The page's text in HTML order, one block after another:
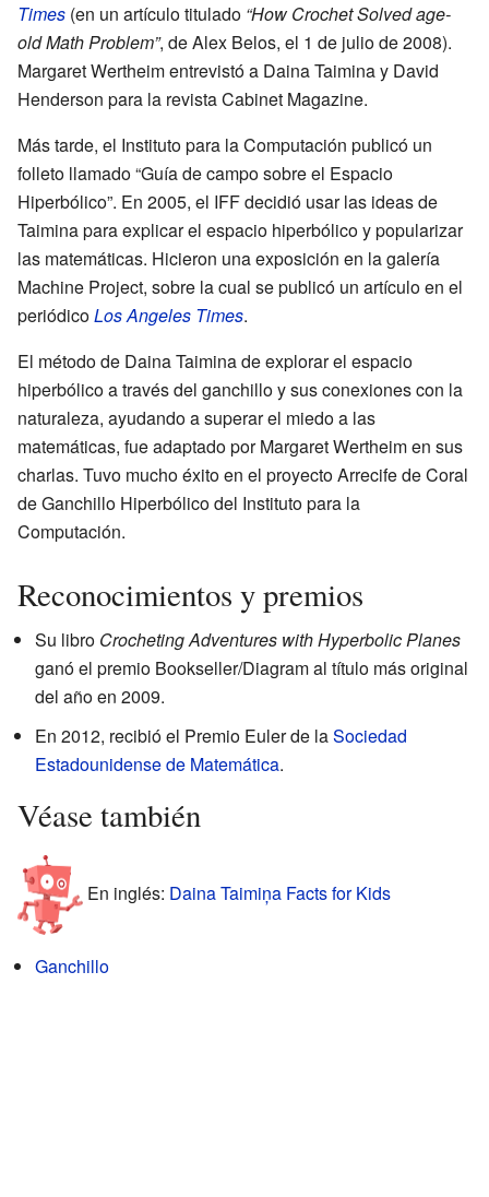
Times (en un artículo titulado “How Crochet Solved age-
old Math Problem”, de Alex Belos, el 1 de julio de 2008).
Margaret Wertheim entrevistó a Daina Taimina y David
Henderson para la revista Cabinet Magazine.
Más tarde, el Instituto para la Computación publicó un
folleto llamado “Guía de campo sobre el Espacio
Hiperbólico”. En 2005, el IFF decidió usar las ideas de
Taimina para explicar el espacio hiperbólico y popularizar
las matemáticas. Hicieron una exposición en la galería
Machine Project, sobre la cual se publicó un artículo en el
periódicoLos Angeles Times.
El método de Daina Taimina de explorar el espacio
hiperbólico a través del ganchillo y sus conexiones con la
naturaleza, ayudando a superar el miedo a las
matemáticas, fue adaptado por Margaret Wertheim en sus
charlas. Tuvo mucho éxito en el proyecto Arrecife de Coral
de Ganchillo Hiperbólico del Instituto para la
Computación.
Reconocimientos y premios
Su libro Crocheting Adventures with Hyperbolic Planes
ganó el premio Bookseller/Diagram al título más original
del año en 2009.
En 2012, recibió el Premio Euler de laSociedad
Estadounidense de Matemática.
Véase también
En inglés: Daina Taimiņa Facts for Kids
Ganchillo